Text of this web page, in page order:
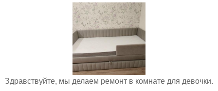
Здравствуйте, мы делаем ремонт в комнате для девочки.